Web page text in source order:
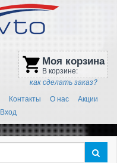
shopping_cart Моя корзина
В корзине:
как сделать заказ?
Контакты О нас
Акции
Вход